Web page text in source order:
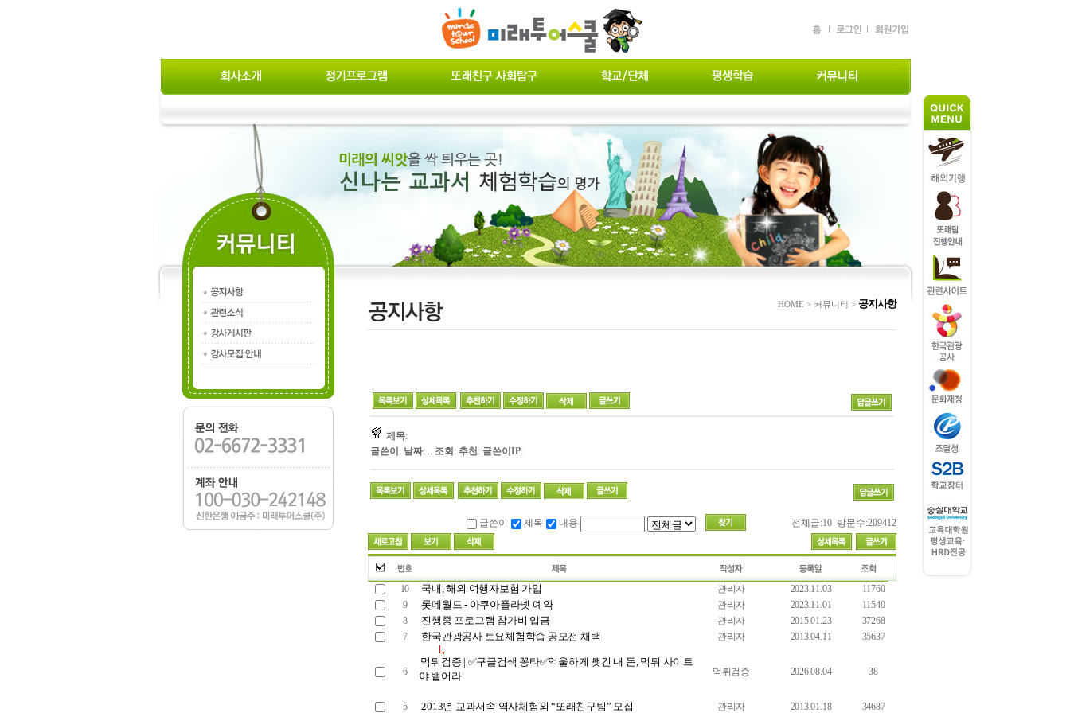
HOME > 커뮤니티 > 공지사항
제목:
글쓴이 : 날짜: .. 조회 : 추천: 글쓴이IP:
글쓴이 제목 내용 전체글:10 방문수:209412
10 국내, 해외 여행자보험 가입 관리자 2023.11.03
11760
9
롯데월드 - 아쿠아플라넷 예약 관리자 2023.11.01
11540
8
진행중 프로그램 참가비 입금 관리자 2015.01.23
37268
7
한국관광공사 토요체험학습 공모전 채택 관리자 2013.04.11 35637
6
먹튀검증 | ✅구글검색 꽁타✅억울하게 뺏긴 내 돈, 먹튀 사이트
야 뱉어라
먹튀검증 2026.08.04 38
5 2013년 교과서속 역사체험외 “또래친구팀” 모집 관리자 2013.01.18 34687